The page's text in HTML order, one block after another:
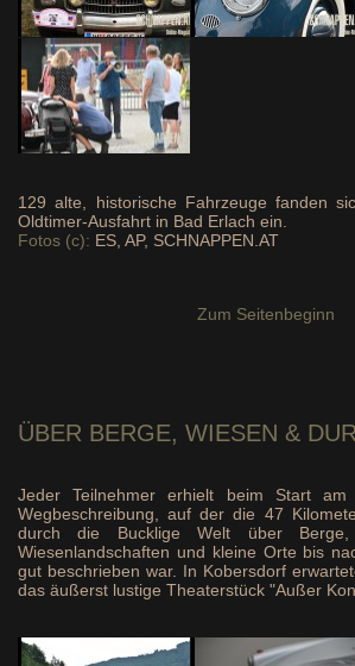
129 alte, historische Fahrzeuge fanden
Oldtimer-Ausfahrt in Bad Erlach ein.
Fotos (c): ES, AP, SCHNAPPEN.AT
Zum Seitenbeginn
ÜBER BERGE, WIESEN &
Jeder Teilnehmer erhielt beim Start
Wegbeschreibung, auf der die 47
durch die Bucklige Welt über
Wiesenlandschaften und kleine Orte bis
gut beschrieben war. In Kobersdorf
das äußerst lustige Theaterstück "Außer